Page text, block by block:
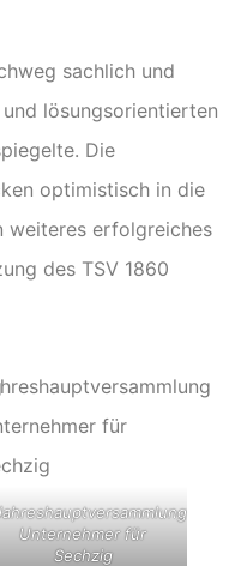
sachlich und
lösungsorientierten
Die
optimistisch in die
weiteres erfolgreiches
des TSV 1860
Unternehmer für
Sechzig